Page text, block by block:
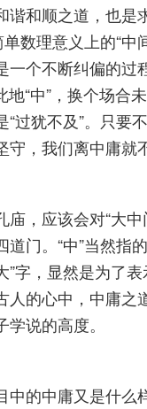
谐和顺之道，也是
数理意义上的“中
一个不断纠偏的过
地“中”，换个场合
过犹不及”。只要
，我们离中庸就
，应该会对“大中
门。“中”当然指
”字，显然是为了
人的心中，中庸之
说的高度。
中的中庸又是什么